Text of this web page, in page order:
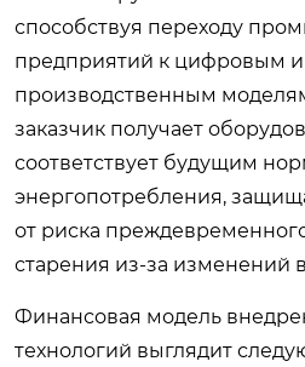
способствуя переходу
предприятий к цифровым
производственным
заказчик получает
соответствует будущим
энергопотребления,
от риска
старения из-за изменений
Финансовая модель
технологий выглядит